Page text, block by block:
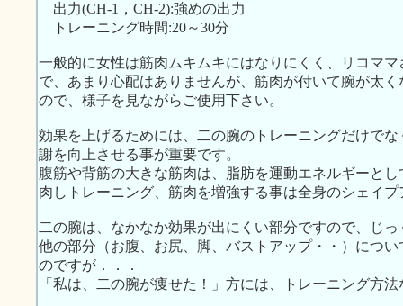
出力(CH-1，CH-2):強めの出力
トレーニング時間:20～30分
一般的に女性は筋肉ムキムキにはなりにくく、リコマ
で、あまり心配はありませんが、筋肉が付いて腕が太
ので、様子を見ながらご使用下さい。
効果を上げるためには、二の腕のトレーニングだけで
謝を向上させる事が重要です。
腹筋や背筋の大きな筋肉は、脂肪を運動エネルギーと
肉しトレーニング、筋肉を増強する事は全身のシェイ
二の腕は、なかなか効果が出にくい部分ですので、じ
他の部分（お腹、お尻、脚、バストアップ・・）につ
のですが．．．
「私は、二の腕が痩せた！」方には、トレーニング方